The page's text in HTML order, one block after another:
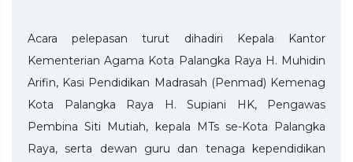
Acara pelepasan turut dihadiri Kepala Kantor
Kementerian Agama Kota Palangka Raya H. Muhidin
Arifin, Kasi Pendidikan Madrasah (Penmad) Kemenag
Kota Palangka Raya H. Supiani HK, Pengawas
Pembina Siti Mutiah, kepala MTs se-Kota Palangka
Raya, serta dewan guru dan tenaga kependidikan